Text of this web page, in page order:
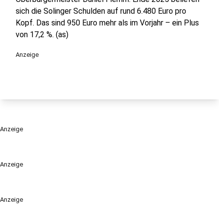
Anzeige
Anzeige
sich die Solinger Schulden auf rund 6.480 Euro pro
Kopf. Das sind 950 Euro mehr als im Vorjahr – ein Plus
von 17,2 %. (as)
Anzeige
Anzeige